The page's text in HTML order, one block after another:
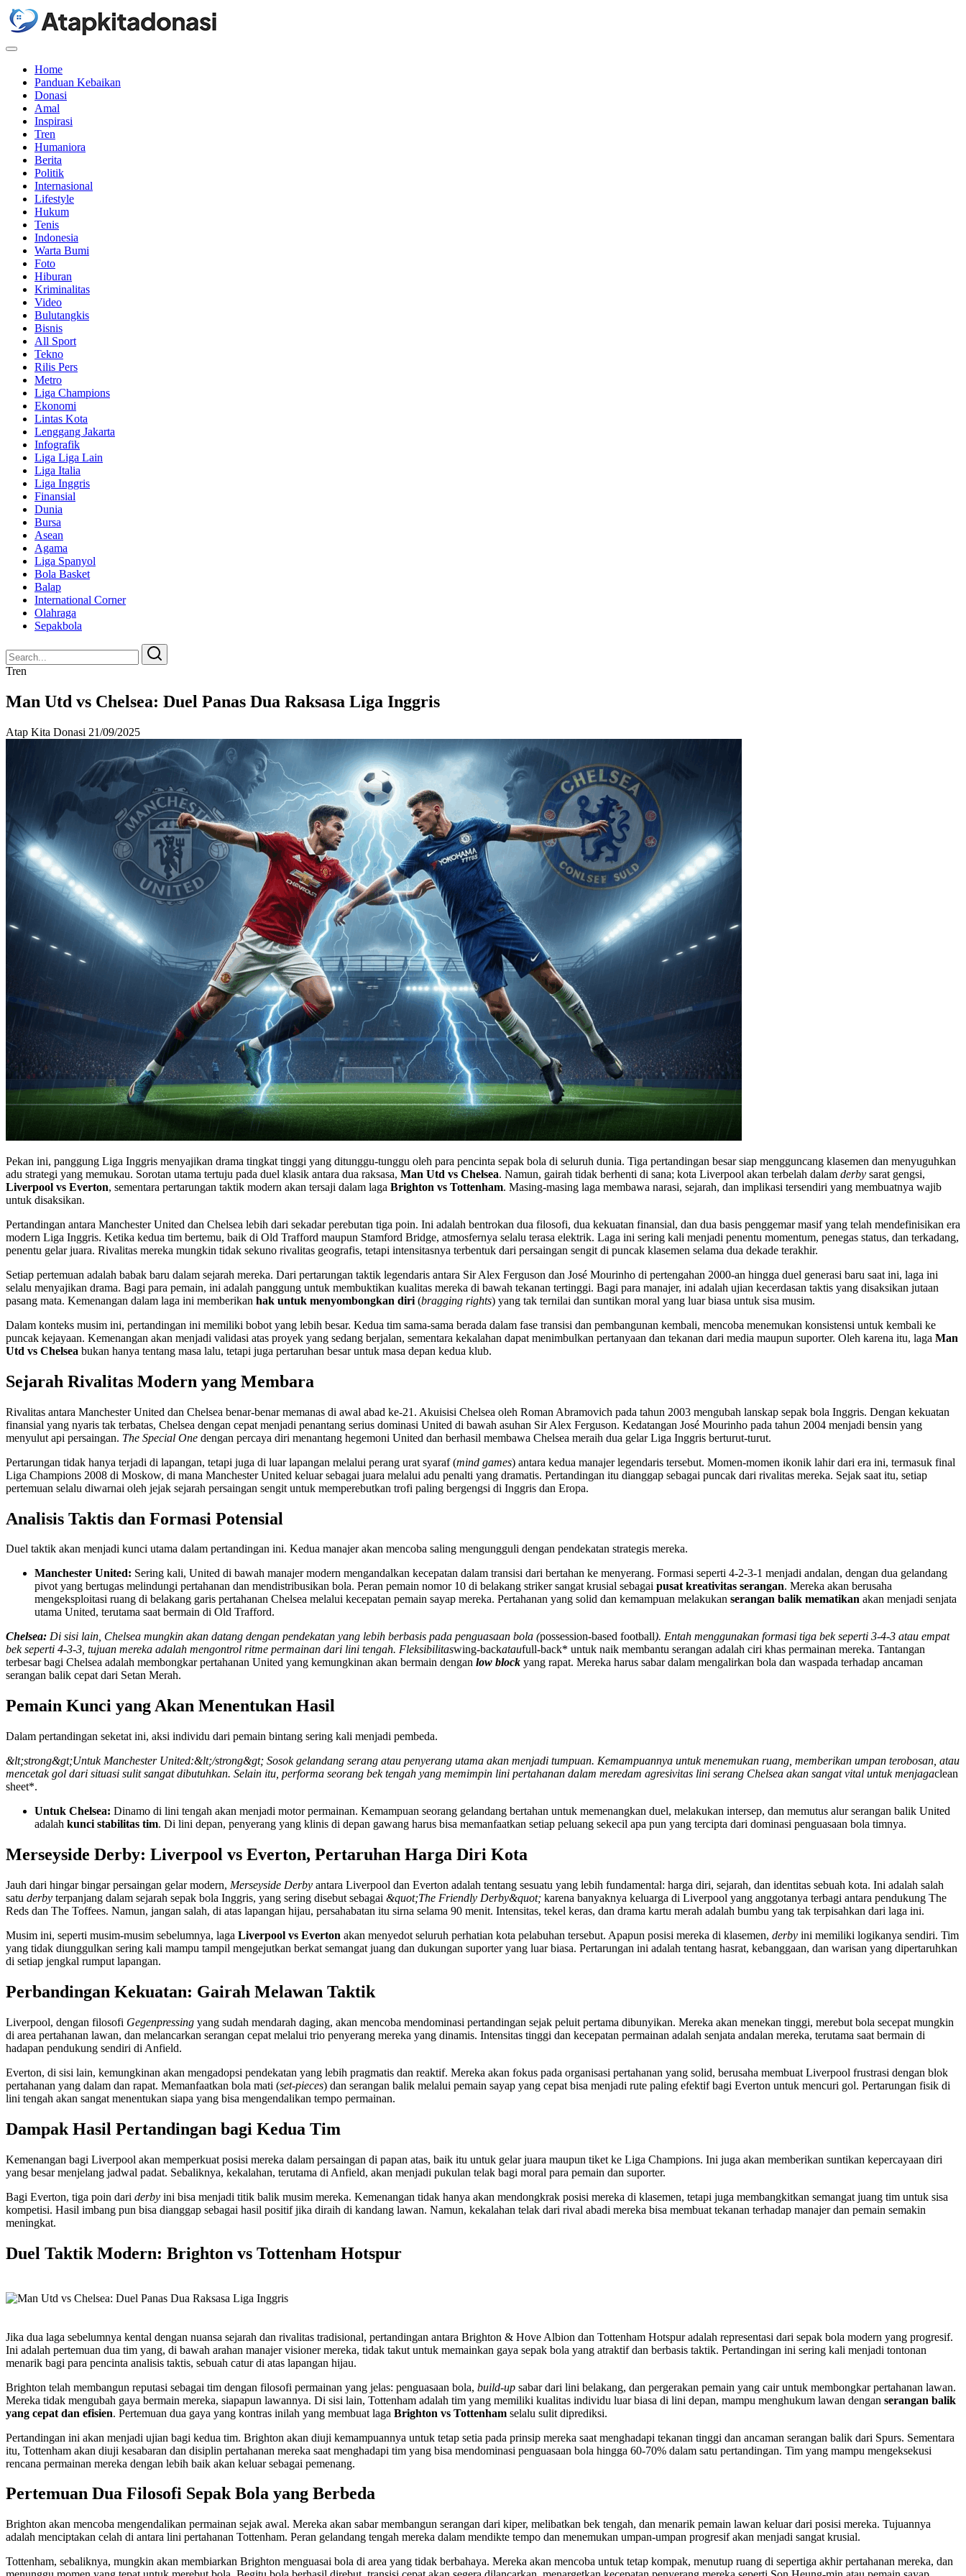
Menu
Home
Panduan Kebaikan
Donasi
Amal
Inspirasi
Tren
Humaniora
Berita
Politik
Internasional
Lifestyle
Hukum
Tenis
Indonesia
Warta Bumi
Foto
Hiburan
Kriminalitas
Video
Bulutangkis
Bisnis
All Sport
Tekno
Rilis Pers
Metro
Liga Champions
Ekonomi
Lintas Kota
Lenggang Jakarta
Infografik
Liga Liga Lain
Liga Italia
Liga Inggris
Finansial
Dunia
Bursa
Asean
Agama
Liga Spanyol
Bola Basket
Balap
International Corner
Olahraga
Sepakbola
Search
for:
Search
Tren
Man Utd vs Chelsea: Duel Panas Dua Raksasa Liga Inggris
Atap Kita Donasi 21/09/2025
Pekan ini, panggung Liga Inggris menyajikan drama tingkat tinggi yang ditunggu-tunggu oleh para pencinta sepak bola di seluruh dunia. Tiga pertandingan besar siap mengguncang klasemen dan menyuguhkan
adu strategi yang memukau. Sorotan utama tertuju pada duel klasik antara dua raksasa, Man Utd vs Chelsea. Namun, gairah tidak berhenti di sana; kota Liverpool akan terbelah dalam derby sarat gengsi,
Liverpool vs Everton, sementara pertarungan taktik modern akan tersaji dalam laga Brighton vs Tottenham. Masing-masing laga membawa narasi, sejarah, dan implikasi tersendiri yang membuatnya wajib
untuk disaksikan.
Pertandingan antara Manchester United dan Chelsea lebih dari sekadar perebutan tiga poin. Ini adalah bentrokan dua filosofi, dua kekuatan finansial, dan dua basis penggemar masif yang telah mendefinisikan era
modern Liga Inggris. Ketika kedua tim bertemu, baik di Old Trafford maupun Stamford Bridge, atmosfernya selalu terasa elektrik. Laga ini sering kali menjadi penentu momentum, penegas status, dan terkadang,
penentu gelar juara. Rivalitas mereka mungkin tidak sekuno rivalitas geografis, tetapi intensitasnya terbentuk dari persaingan sengit di puncak klasemen selama dua dekade terakhir.
Setiap pertemuan adalah babak baru dalam sejarah mereka. Dari pertarungan taktik legendaris antara Sir Alex Ferguson dan José Mourinho di pertengahan 2000-an hingga duel generasi baru saat ini, laga ini
selalu menyajikan drama. Bagi para pemain, ini adalah panggung untuk membuktikan kualitas mereka di bawah tekanan tertinggi. Bagi para manajer, ini adalah ujian kecerdasan taktis yang disaksikan jutaan
pasang mata. Kemenangan dalam laga ini memberikan hak untuk menyombongkan diri (bragging rights) yang tak ternilai dan suntikan moral yang luar biasa untuk sisa musim.
Dalam konteks musim ini, pertandingan ini memiliki bobot yang lebih besar. Kedua tim sama-sama berada dalam fase transisi dan pembangunan kembali, mencoba menemukan konsistensi untuk kembali ke
puncak kejayaan. Kemenangan akan menjadi validasi atas proyek yang sedang berjalan, sementara kekalahan dapat menimbulkan pertanyaan dan tekanan dari media maupun suporter. Oleh karena itu, laga Man
Utd vs Chelsea bukan hanya tentang masa lalu, tetapi juga pertaruhan besar untuk masa depan kedua klub.
Sejarah Rivalitas Modern yang Membara
Rivalitas antara Manchester United dan Chelsea benar-benar memanas di awal abad ke-21. Akuisisi Chelsea oleh Roman Abramovich pada tahun 2003 mengubah lanskap sepak bola Inggris. Dengan kekuatan
finansial yang nyaris tak terbatas, Chelsea dengan cepat menjadi penantang serius dominasi United di bawah asuhan Sir Alex Ferguson. Kedatangan José Mourinho pada tahun 2004 menjadi bensin yang
menyulut api persaingan. The Special One dengan percaya diri menantang hegemoni United dan berhasil membawa Chelsea meraih dua gelar Liga Inggris berturut-turut.
Pertarungan tidak hanya terjadi di lapangan, tetapi juga di luar lapangan melalui perang urat syaraf (mind games) antara kedua manajer legendaris tersebut. Momen-momen ikonik lahir dari era ini, termasuk final
Liga Champions 2008 di Moskow, di mana Manchester United keluar sebagai juara melalui adu penalti yang dramatis. Pertandingan itu dianggap sebagai puncak dari rivalitas mereka. Sejak saat itu, setiap
pertemuan selalu diwarnai oleh jejak sejarah persaingan sengit untuk memperebutkan trofi paling bergengsi di Inggris dan Eropa.
Analisis Taktis dan Formasi Potensial
Duel taktik akan menjadi kunci utama dalam pertandingan ini. Kedua manajer akan mencoba saling mengungguli dengan pendekatan strategis mereka.
Manchester United: Sering kali, United di bawah manajer modern mengandalkan kecepatan dalam transisi dari bertahan ke menyerang. Formasi seperti 4-2-3-1 menjadi andalan, dengan dua gelandang
pivot yang bertugas melindungi pertahanan dan mendistribusikan bola. Peran pemain nomor 10 di belakang striker sangat krusial sebagai pusat kreativitas serangan. Mereka akan berusaha
mengeksploitasi ruang di belakang garis pertahanan Chelsea melalui kecepatan pemain sayap mereka. Pertahanan yang solid dan kemampuan melakukan serangan balik mematikan akan menjadi senjata
utama United, terutama saat bermain di Old Trafford.
Chelsea: Di sisi lain, Chelsea mungkin akan datang dengan pendekatan yang lebih berbasis pada penguasaan bola (possession-based football). Entah menggunakan formasi tiga bek seperti 3-4-3 atau empat
bek seperti 4-3-3, tujuan mereka adalah mengontrol ritme permainan dari lini tengah. Fleksibilitaswing-backataufull-back* untuk naik membantu serangan adalah ciri khas permainan mereka. Tantangan
terbesar bagi Chelsea adalah membongkar pertahanan United yang kemungkinan akan bermain dengan low block yang rapat. Mereka harus sabar dalam mengalirkan bola dan waspada terhadap ancaman
serangan balik cepat dari Setan Merah.
Pemain Kunci yang Akan Menentukan Hasil
Dalam pertandingan seketat ini, aksi individu dari pemain bintang sering kali menjadi pembeda.
&lt;strong&gt;Untuk Manchester United:&lt;/strong&gt; Sosok gelandang serang atau penyerang utama akan menjadi tumpuan. Kemampuannya untuk menemukan ruang, memberikan umpan terobosan, atau
mencetak gol dari situasi sulit sangat dibutuhkan. Selain itu, performa seorang bek tengah yang memimpin lini pertahanan dalam meredam agresivitas lini serang Chelsea akan sangat vital untuk menjagaclean
sheet*.
Untuk Chelsea: Dinamo di lini tengah akan menjadi motor permainan. Kemampuan seorang gelandang bertahan untuk memenangkan duel, melakukan intersep, dan memutus alur serangan balik United
adalah kunci stabilitas tim. Di lini depan, penyerang yang klinis di depan gawang harus bisa memanfaatkan setiap peluang sekecil apa pun yang tercipta dari dominasi penguasaan bola timnya.
Merseyside Derby: Liverpool vs Everton, Pertaruhan Harga Diri Kota
Jauh dari hingar bingar persaingan gelar modern, Merseyside Derby antara Liverpool dan Everton adalah tentang sesuatu yang lebih fundamental: harga diri, sejarah, dan identitas sebuah kota. Ini adalah salah
satu derby terpanjang dalam sejarah sepak bola Inggris, yang sering disebut sebagai &quot;The Friendly Derby&quot; karena banyaknya keluarga di Liverpool yang anggotanya terbagi antara pendukung The
Reds dan The Toffees. Namun, jangan salah, di atas lapangan hijau, persahabatan itu sirna selama 90 menit. Intensitas, tekel keras, dan drama kartu merah adalah bumbu yang tak terpisahkan dari laga ini.
Musim ini, seperti musim-musim sebelumnya, laga Liverpool vs Everton akan menyedot seluruh perhatian kota pelabuhan tersebut. Apapun posisi mereka di klasemen, derby ini memiliki logikanya sendiri. Tim
yang tidak diunggulkan sering kali mampu tampil mengejutkan berkat semangat juang dan dukungan suporter yang luar biasa. Pertarungan ini adalah tentang hasrat, kebanggaan, dan warisan yang dipertaruhkan
di setiap jengkal rumput lapangan.
Perbandingan Kekuatan: Gairah Melawan Taktik
Liverpool, dengan filosofi Gegenpressing yang sudah mendarah daging, akan mencoba mendominasi pertandingan sejak peluit pertama dibunyikan. Mereka akan menekan tinggi, merebut bola secepat mungkin
di area pertahanan lawan, dan melancarkan serangan cepat melalui trio penyerang mereka yang dinamis. Intensitas tinggi dan kecepatan permainan adalah senjata andalan mereka, terutama saat bermain di
hadapan pendukung sendiri di Anfield.
Everton, di sisi lain, kemungkinan akan mengadopsi pendekatan yang lebih pragmatis dan reaktif. Mereka akan fokus pada organisasi pertahanan yang solid, berusaha membuat Liverpool frustrasi dengan blok
pertahanan yang dalam dan rapat. Memanfaatkan bola mati (set-pieces) dan serangan balik melalui pemain sayap yang cepat bisa menjadi rute paling efektif bagi Everton untuk mencuri gol. Pertarungan fisik di
lini tengah akan sangat menentukan siapa yang bisa mengendalikan tempo permainan.
Dampak Hasil Pertandingan bagi Kedua Tim
Kemenangan bagi Liverpool akan memperkuat posisi mereka dalam persaingan di papan atas, baik itu untuk gelar juara maupun tiket ke Liga Champions. Ini juga akan memberikan suntikan kepercayaan diri
yang besar menjelang jadwal padat. Sebaliknya, kekalahan, terutama di Anfield, akan menjadi pukulan telak bagi moral para pemain dan suporter.
Bagi Everton, tiga poin dari derby ini bisa menjadi titik balik musim mereka. Kemenangan tidak hanya akan mendongkrak posisi mereka di klasemen, tetapi juga membangkitkan semangat juang tim untuk sisa
kompetisi. Hasil imbang pun bisa dianggap sebagai hasil positif jika diraih di kandang lawan. Namun, kekalahan telak dari rival abadi mereka bisa membuat tekanan terhadap manajer dan pemain semakin
meningkat.
Duel Taktik Modern: Brighton vs Tottenham Hotspur
Jika dua laga sebelumnya kental dengan nuansa sejarah dan rivalitas tradisional, pertandingan antara Brighton & Hove Albion dan Tottenham Hotspur adalah representasi dari sepak bola modern yang progresif.
Ini adalah pertemuan dua tim yang, di bawah arahan manajer visioner mereka, tidak takut untuk memainkan gaya sepak bola yang atraktif dan berbasis taktik. Pertandingan ini sering kali menjadi tontonan
menarik bagi para pencinta analisis taktis, sebuah catur di atas lapangan hijau.
Brighton telah membangun reputasi sebagai tim dengan filosofi permainan yang jelas: penguasaan bola, build-up sabar dari lini belakang, dan pergerakan pemain yang cair untuk membongkar pertahanan lawan.
Mereka tidak mengubah gaya bermain mereka, siapapun lawannya. Di sisi lain, Tottenham adalah tim yang memiliki kualitas individu luar biasa di lini depan, mampu menghukum lawan dengan serangan balik
yang cepat dan efisien. Pertemuan dua gaya yang kontras inilah yang membuat laga Brighton vs Tottenham selalu sulit diprediksi.
Pertandingan ini akan menjadi ujian bagi kedua tim. Brighton akan diuji kemampuannya untuk tetap setia pada prinsip mereka saat menghadapi tekanan tinggi dan ancaman serangan balik dari Spurs. Sementara
itu, Tottenham akan diuji kesabaran dan disiplin pertahanan mereka saat menghadapi tim yang bisa mendominasi penguasaan bola hingga 60-70% dalam satu pertandingan. Tim yang mampu mengeksekusi
rencana permainan mereka dengan lebih baik akan keluar sebagai pemenang.
Pertemuan Dua Filosofi Sepak Bola yang Berbeda
Brighton akan mencoba mengendalikan permainan sejak awal. Mereka akan sabar membangun serangan dari kiper, melibatkan bek tengah, dan menarik pemain lawan keluar dari posisi mereka. Tujuannya
adalah menciptakan celah di antara lini pertahanan Tottenham. Peran gelandang tengah mereka dalam mendikte tempo dan menemukan umpan-umpan progresif akan menjadi sangat krusial.
Tottenham, sebaliknya, mungkin akan membiarkan Brighton menguasai bola di area yang tidak berbahaya. Mereka akan mencoba untuk tetap kompak, menutup ruang di sepertiga akhir pertahanan mereka, dan